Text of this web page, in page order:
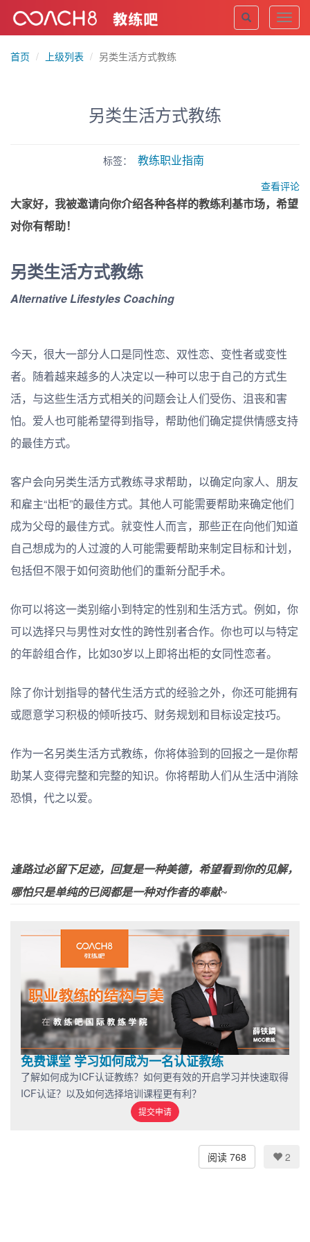
首页
上级列表 另类生活方式教练
另类生活方式教练
标签： 教练职业指南
查看评论
大家好，我被邀请向你介绍各种各样的教练利基市场，希望
对你有帮助！
另类生活方式教练
Alternative Lifestyles Coaching
今天，很大一部分人口是同性恋、双性恋、变性者或变性
者。随着越来越多的人决定以一种可以忠于自己的方式生
活，与这些生活方式相关的问题会让人们受伤、沮丧和害
怕。爱人也可能希望得到指导，帮助他们确定提供情感支持
的最佳方式。
客户会向另类生活方式教练寻求帮助，以确定向家人、朋友
和雇主“出柜”的最佳方式。其他人可能需要帮助来确定他们
成为父母的最佳方式。就变性人而言，那些正在向他们知道
自己想成为的人过渡的人可能需要帮助来制定目标和计划，
包括但不限于如何资助他们的重新分配手术。
你可以将这一类别缩小到特定的性别和生活方式。例如，你
可以选择只与男性对女性的跨性别者合作。你也可以与特定
的年龄组合作，比如30岁以上即将出柜的女同性恋者。
除了你计划指导的替代生活方式的经验之外，你还可能拥有
或愿意学习积极的倾听技巧、财务规划和目标设定技巧。
作为一名另类生活方式教练，你将体验到的回报之一是你帮
助某人变得完整和完整的知识。你将帮助人们从生活中消除
恐惧，代之以爱。
逢路过必留下足迹，回复是一种美德，希望看到你的见解，
哪怕只是单纯的已阅都是一种对作者的奉献~
免费课堂 学习如何成为一名认证教练
了解如何成为ICF认证教练？如何更有效的开启学习并快速取得
ICF认证？以及如何选择培训课程更有利？
提交申请
阅读 768 2